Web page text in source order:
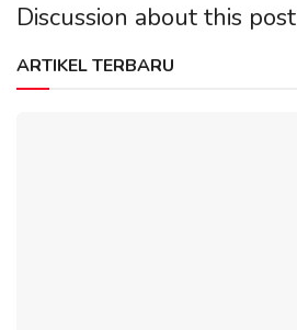
Discussion about this post
ARTIKEL TERBARU